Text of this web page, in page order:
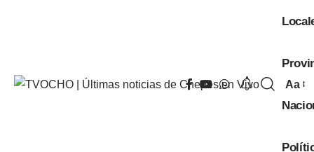
de
Aa